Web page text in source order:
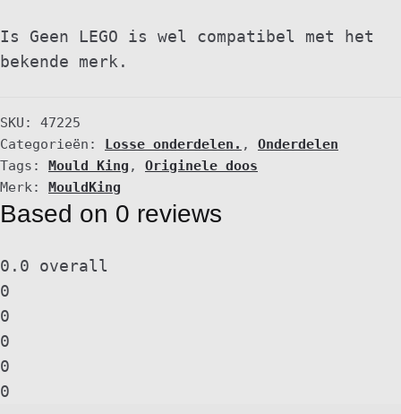
Is Geen LEGO is wel compatibel met het
bekende merk.
SKU: 47225
Categorieën: Losse onderdelen. , Onderdelen
Tags: Mould King , Originele doos
Merk: MouldKing
Based on 0 reviews
0.0 overall
0
0
0
0
0